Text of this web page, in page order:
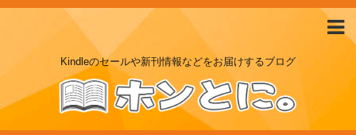
Kindleのセールや新刊情報などをお届けするブログ